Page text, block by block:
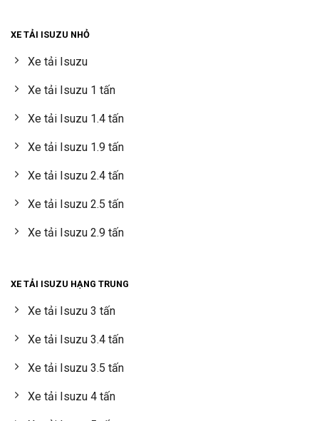
XE TẢI ISUZU NHỎ
Xe tải Isuzu
Xe tải Isuzu 1 tấn
Xe tải Isuzu 1.4 tấn
Xe tải Isuzu 1.9 tấn
Xe tải Isuzu 2.4 tấn
Xe tải Isuzu 2.5 tấn
Xe tải Isuzu 2.9 tấn
XE TẢI ISUZU HẠNG TRUNG
Xe tải Isuzu 3 tấn
Xe tải Isuzu 3.4 tấn
Xe tải Isuzu 3.5 tấn
Xe tải Isuzu 4 tấn